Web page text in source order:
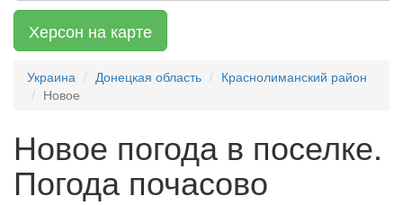
Херсон на карте
Украина Донецкая область
Краснолиманский район
Новое
Новое погода в поселке.
Погода почасово